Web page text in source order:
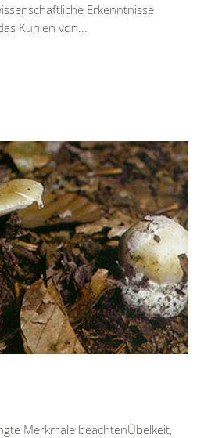
Erkenntnisse
Kühlen von...
Merkmale beachtenÜbelkeit,